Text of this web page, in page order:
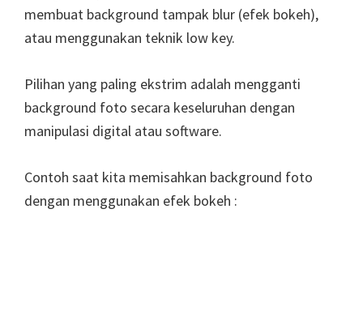
membuat background tampak blur (efek bokeh),
atau menggunakan teknik low key.
Pilihan yang paling ekstrim adalah mengganti
background foto secara keseluruhan dengan
manipulasi digital atau software.
Contoh saat kita memisahkan background foto
dengan menggunakan efek bokeh :